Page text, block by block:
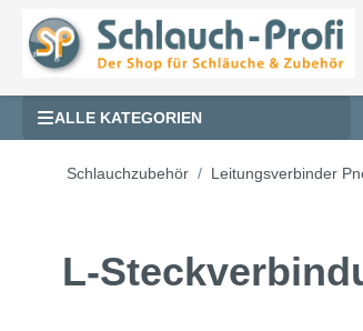
ALLE KATEGORIEN
Schlauchzubehör Leitungsverbinder
L-